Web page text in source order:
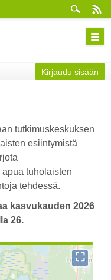
Kirjaudu sisään
tutkimuskeskuksen
esiintymistä
tuholaisten
tehdessä.
kasvukauden 2026
26.